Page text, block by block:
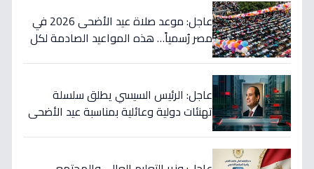
عاجل: موعد صلاة عيد الأضحى 2026 في
مصر رُسمياً… هذه المواعيد الصادمة لكل
عاجل: الرئيس السيسي يطلق سلسلة
تهنئات دولية وعائلية بمناسبة عيد الأضحى